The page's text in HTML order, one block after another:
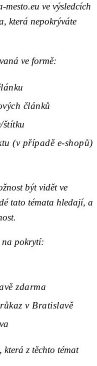
ve výsledcích
která nepokrýváte
ve formě:
článků
štítku
(v případě e-shopů)
být vidět ve
tato témata hledají, a
na pokrytí:
zdarma
v Bratislavě
která z těchto témat